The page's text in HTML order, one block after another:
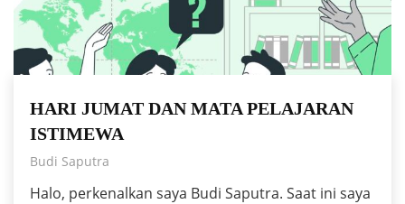
HARI JUMAT DAN MATA PELAJARAN
ISTIMEWA
Budi Saputra
Halo, perkenalkan saya Budi Saputra. Saat ini saya